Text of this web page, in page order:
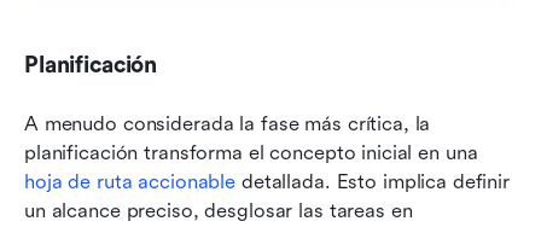
Planificación
A menudo considerada la fase más crítica, la
hoja de ruta accionable detallada. Esto implica definir
un alcance preciso, desglosar las tareas en